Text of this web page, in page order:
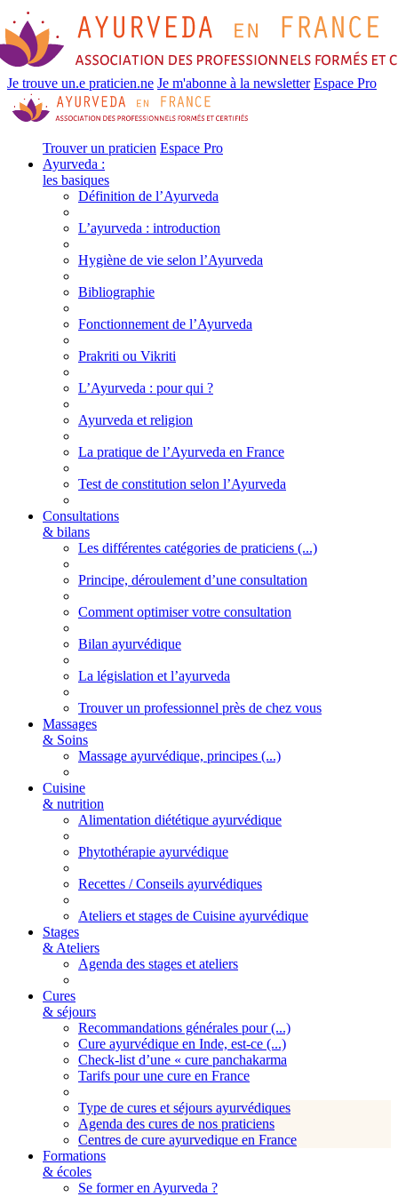
Je trouve un.e praticien.ne Je m'abonne à la newsletter Espace Pro
Trouver un praticien Espace Pro
Ayurveda :
les basiques
Définition de l’Ayurveda
L’ayurveda : introduction
Hygiène de vie selon l’Ayurveda
Bibliographie
Fonctionnement de l’Ayurveda
Prakriti ou Vikriti
L’Ayurveda : pour qui ?
Ayurveda et religion
La pratique de l’Ayurveda en France
Test de constitution selon l’Ayurveda
Consultations
& bilans
Les différentes catégories de praticiens (...)
Principe, déroulement d’une consultation
Comment optimiser votre consultation
Bilan ayurvédique
La législation et l’ayurveda
Trouver un professionnel près de chez vous
Massages
& Soins
Massage ayurvédique, principes (...)
Cuisine
& nutrition
Alimentation diététique ayurvédique
Phytothérapie ayurvédique
Recettes / Conseils ayurvédiques
Ateliers et stages de Cuisine ayurvédique
Stages
& Ateliers
Agenda des stages et ateliers
Cures
& séjours
Recommandations générales pour (...)
Cure ayurvédique en Inde, est-ce (...)
Check-list d’une « cure panchakarma
Tarifs pour une cure en France
Type de cures et séjours ayurvédiques
Agenda des cures de nos praticiens
Centres de cure ayurvedique en France
Formations
& écoles
Se former en Ayurveda ?